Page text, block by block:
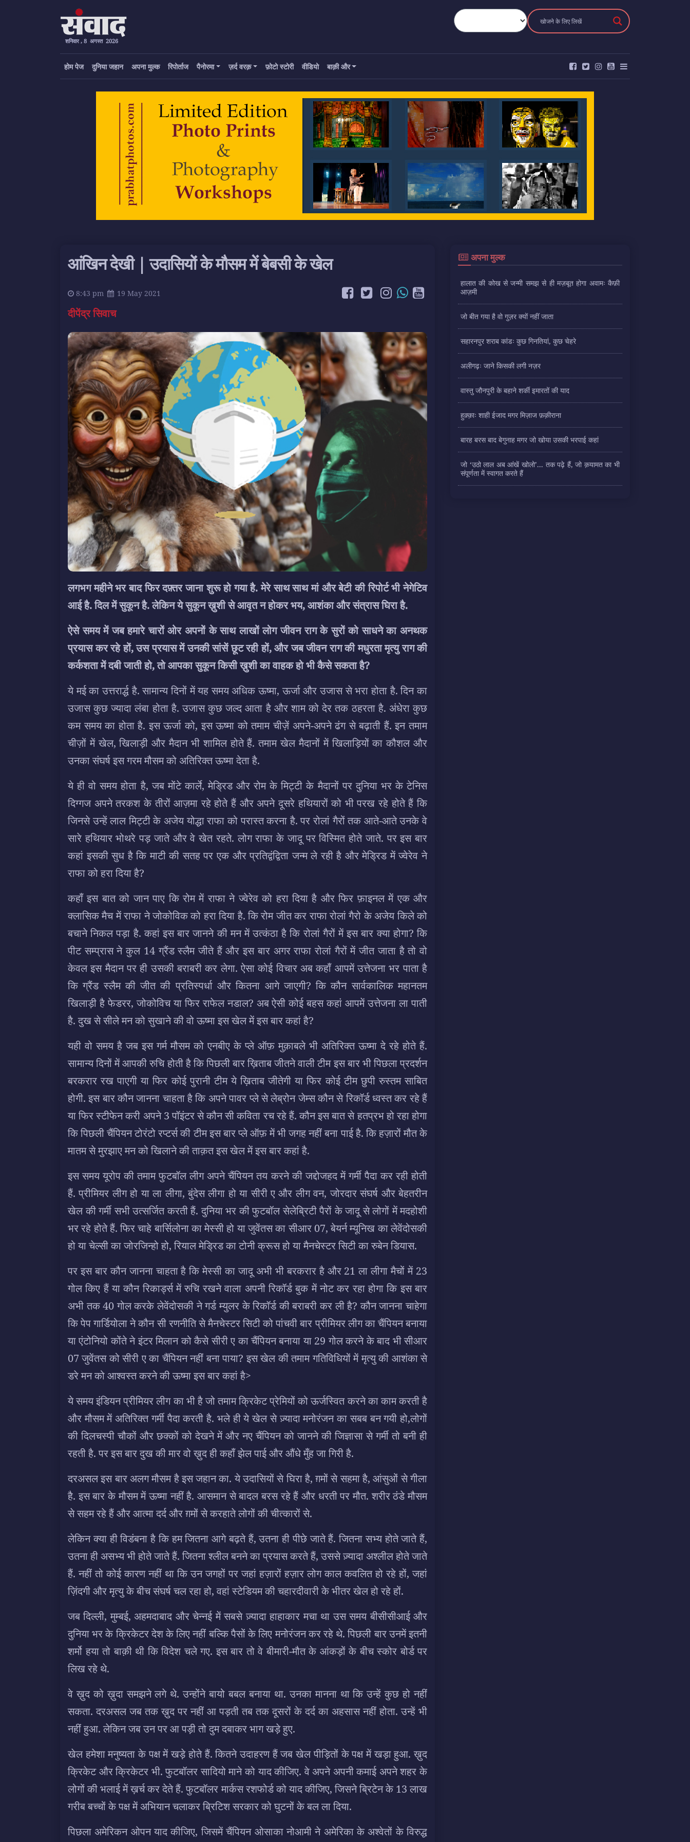
शनिवार , 8 अगस्त 2026
होम पेज दुनिया जहान अपना मुल्क रिपोर्ताज पैनोरमा ज़र्द वरक़ फ़ोटो स्टोरी वीडियो बाक़ी और
आंखिन देखी | उदासियों के मौसम में बेबसी के खेल
8:43 pm 19 May 2021
दीपेंद्र सिवाच
लगभग महीने भर बाद फिर दफ़्तर जाना शुरू हो गया है. मेरे साथ साथ मां और बेटी की रिपोर्ट भी नेगेटिव
आई है. दिल में सुकून है. लेकिन ये सुकून ख़ुशी से आवृत न होकर भय, आशंका और संत्रास घिरा है.
ऐसे समय में जब हमारे चारों ओर अपनों के साथ लाखों लोग जीवन राग के सुरों को साधने का अनथक
प्रयास कर रहे हों, उस प्रयास में उनकी सांसें छूट रही हों, और जब जीवन राग की मधुरता मृत्यु राग की
कर्कशता में दबी जाती हो, तो आपका सुकून किसी ख़ुशी का वाहक हो भी कैसे सकता है?
ये मई का उत्तरार्द्ध है. सामान्य दिनों में यह समय अधिक ऊष्मा, ऊर्जा और उजास से भरा होता है. दिन का
उजास कुछ ज्यादा लंबा होता है. उजास कुछ जल्द आता है और शाम को देर तक ठहरता है. अंधेरा कुछ
कम समय का होता है. इस ऊर्जा को, इस ऊष्मा को तमाम चीज़ें अपने-अपने ढंग से बढ़ाती हैं. इन तमाम
चीज़ों में खेल, खिलाड़ी और मैदान भी शामिल होते हैं. तमाम खेल मैदानों में खिलाड़ियों का कौशल और
उनका संघर्ष इस गरम मौसम को अतिरिक्त ऊष्मा देता है.
ये ही वो समय होता है, जब मोंटे कार्ले, मेड्रिड और रोम के मिट्टी के मैदानों पर दुनिया भर के टेनिस
दिग्गज अपने तरकश के तीरों आज़मा रहे होते हैं और अपने दूसरे हथियारों को भी परख रहे होते हैं कि
जिनसे उन्हें लाल मिट्टी के अजेय योद्धा राफा को परास्त करना है. पर रोलां गैरों तक आते-आते उनके वे
सारे हथियार भोथरे पड़ जाते और वे खेत रहते. लोग राफा के जादू पर विस्मित होते जाते. पर इस बार
कहां इसकी सुध है कि माटी की सतह पर एक और प्रतिद्वंद्विता जन्म ले रही है और मेड्रिड में ज्वेरेव ने
राफा को हरा दिया है?
कहाँ इस बात को जान पाए कि रोम में राफा ने ज्वेरेव को हरा दिया है और फिर फ़ाइनल में एक और
क्लासिक मैच में राफा ने जोकोविक को हरा दिया है. कि रोम जीत कर राफा रोलां गैरो के अजेय किले को
बचाने निकल पड़ा है. कहां इस बार जानने की मन में उत्कंठा है कि रोलां गैरों में इस बार क्या होगा? कि
पीट सम्प्रास ने कुल 14 ग्रैंड स्लैम जीते हैं और इस बार अगर राफा रोलां गैरों में जीत जाता है तो वो
केवल इस मैदान पर ही उसकी बराबरी कर लेगा. ऐसा कोई विचार अब कहाँ आपमें उत्तेजना भर पाता है
कि ग्रैंड स्लैम की जीत की प्रतिस्पर्धा और कितना आगे जाएगी? कि कौन सार्वकालिक महानतम
खिलाड़ी है फेडरर, जोकोविच या फिर राफेल नडाल? अब ऐसी कोई बहस कहां आपमें उत्तेजना ला पाती
है. दुख से सीले मन को सुखाने की वो ऊष्मा इस खेल में इस बार कहां है?
यही वो समय है जब इस गर्म मौसम को एनबीए के प्ले ऑफ़ मुक़ाबले भी अतिरिक्त ऊष्मा दे रहे होते हैं.
सामान्य दिनों में आपकी रुचि होती है कि पिछली बार ख़िताब जीतने वाली टीम इस बार भी पिछला प्रदर्शन
बरकरार रख पाएगी या फिर कोई पुरानी टीम ये ख़िताब जीतेगी या फिर कोई टीम छुपी रुस्तम साबित
होगी. इस बार कौन जानना चाहता है कि अपने पावर प्ले से लेब्रोन जेम्स कौन से रिकॉर्ड ध्वस्त कर रहे हैं
या फिर स्टीफेन करी अपने 3 पॉइंटर से कौन सी कविता रच रहे हैं. कौन इस बात से हतप्रभ हो रहा होगा
कि पिछली चैंपियन टोरंटो रप्टर्स की टीम इस बार प्ले ऑफ़ में भी जगह नहीं बना पाई है. कि हज़ारों मौत के
मातम से मुरझाए मन को खिलाने की ताक़त इस खेल में इस बार कहां है.
इस समय यूरोप की तमाम फुटबॉल लीग अपने चैंपियन तय करने की जद्दोजहद में गर्मी पैदा कर रही होती
हैं. प्रीमियर लीग हो या ला लीगा, बुंदेस लीगा हो या सीरी ए और लीग वन, जोरदार संघर्ष और बेहतरीन
खेल की गर्मी सभी उत्सर्जित करती हैं. दुनिया भर की फुटबॉल सेलेब्रिटी पैरों के जादू से लोगों में मदहोशी
भर रहे होते हैं. फिर चाहे बार्सिलोना का मेस्सी हो या जुवेंतस का सीआर 07, बेयर्न म्यूनिख का लेवेंदोसकी
हो या चेल्सी का जोरजिन्हो हो, रियाल मेड्रिड का टोनी क्रूस हो या मैनचेस्टर सिटी का रुबेन डियास.
पर इस बार कौन जानना चाहता है कि मेस्सी का जादू अभी भी बरकरार है और 21 ला लीगा मैचों में 23
गोल किए हैं या कौन रिकार्ड्स में रुचि रखने वाला अपनी रिकॉर्ड बुक में नोट कर रहा होगा कि इस बार
अभी तक 40 गोल करके लेवेंदोसकी ने गर्ड म्युलर के रिकॉर्ड की बराबरी कर ली है? कौन जानना चाहेगा
कि पेप गार्डियोला ने कौन सी रणनीति से मैनचेस्टर सिटी को पांचवी बार प्रीमियर लीग का चैंपियन बनाया
या एंटोनियो कोंते ने इंटर मिलान को कैसे सीरी ए का चैंपियन बनाया या 29 गोल करने के बाद भी सीआर
07 जुवेंतस को सीरी ए का चैंपियन नहीं बना पाया? इस खेल की तमाम गतिविधियों में मृत्यु की आशंका से
डरे मन को आश्वस्त करने की ऊष्मा इस बार कहां है>
ये समय इंडियन प्रीमियर लीग का भी है जो तमाम क्रिकेट प्रेमियों को ऊर्जस्वित करने का काम करती है
और मौसम में अतिरिक्त गर्मी पैदा करती है. भले ही ये खेल से ज़्यादा मनोरंजन का सबब बन गयी हो,लोगों
की दिलचस्पी चौकों और छक्कों को देखने में और नए चैंपियन को जानने की जिज्ञासा से गर्मी तो बनी ही
रहती है. पर इस बार दुख की मार वो ख़ुद ही कहाँ झेल पाई और औंधे मुँह जा गिरी है.
दरअसल इस बार अलग मौसम है इस जहान का. ये उदासियों से घिरा है, ग़मों से सहमा है, आंसुओं से गीला
है. इस बार के मौसम में ऊष्मा नहीं है. आसमान से बादल बरस रहे हैं और धरती पर मौत. शरीर ठंडे मौसम
से सहम रहे हैं और आत्मा दर्द और ग़मों से करहाते लोगों की चीत्कारों से.
लेकिन क्या ही विडंबना है कि हम जितना आगे बढ़ते हैं, उतना ही पीछे जाते हैं. जितना सभ्य होते जाते हैं,
उतना ही असभ्य भी होते जाते हैं. जितना श्लील बनने का प्रयास करते हैं, उससे ज़्यादा अश्लील होते जाते
हैं. नहीं तो कोई कारण नहीं था कि उन जगहों पर जहां हज़ारों हज़ार लोग काल कवलित हो रहे हों, जहां
ज़िंदगी और मृत्यु के बीच संघर्ष चल रहा हो, वहां स्टेडियम की चहारदीवारी के भीतर खेल हो रहे हों.
जब दिल्ली, मुम्बई, अहमदाबाद और चेन्नई में सबसे ज़्यादा हाहाकार मचा था उस समय बीसीसीआई और
दुनिया भर के क्रिकेटर देश के लिए नहीं बल्कि पैसों के लिए मनोरंजन कर रहे थे. पिछली बार उनमें इतनी
शर्मो हया तो बाक़ी थी कि विदेश चले गए. इस बार तो वे बीमारी-मौत के आंकड़ों के बीच स्कोर बोर्ड पर
लिख रहे थे.
वे ख़ुद को ख़ुदा समझने लगे थे. उन्होंने बायो बबल बनाया था. उनका मानना था कि उन्हें कुछ हो नहीं
सकता. दरअसल जब तक ख़ुद पर नहीं आ पड़ती तब तक दूसरों के दर्द का अहसास नहीं होता. उन्हें भी
नहीं हुआ. लेकिन जब उन पर आ पड़ी तो दुम दबाकर भाग खड़े हुए.
खेल हमेशा मनुष्यता के पक्ष में खड़े होते हैं. कितने उदाहरण हैं जब खेल पीड़ितों के पक्ष में खड़ा हुआ. ख़ुद
क्रिकेट और क्रिकेटर भी. फुटबॉलर सादियो माने को याद कीजिए. वे अपने अपनी कमाई अपने शहर के
लोगों की भलाई में ख़र्च कर देते हैं. फुटबॉलर मार्कस रशफोर्ड को याद कीजिए, जिसने ब्रिटेन के 13 लाख
गरीब बच्चों के पक्ष में अभियान चलाकर ब्रिटिश सरकार को घुटनों के बल ला दिया.
पिछला अमेरिकन ओपन याद कीजिए, जिसमें चैंपियन ओसाका नोआमी ने अमेरिका के अश्वेतों के विरुद्ध
अपना मुल्क
हालात की कोख से जन्मी समझ से ही मज़बूत होगा अवामः कैफ़ी
आज़मी
जो बीत गया है वो गुज़र क्यों नहीं जाता
सहारनपुर शराब कांडः कुछ गिनतियां, कुछ चेहरे
अलीगढ़ः जाने किसकी लगी नज़र
वास्तु जौनपुरी के बहाने शर्की इमारतों की याद
हुक़्क़ाः शाही ईजाद मगर मिज़ाज फ़क़ीराना
बारह बरस बाद बेगुनाह मगर जो खोया उसकी भरपाई कहां
जो ‘उठो लाल अब आंखें खोलो’... तक पढ़े हैं, जो क़यामत का भी
संपूर्णता में स्वागत करते हैं